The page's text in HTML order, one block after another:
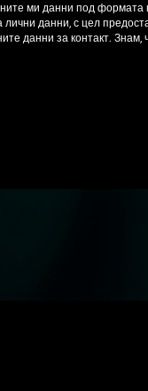
ми данни под
данни, с цел
данни за контакт.